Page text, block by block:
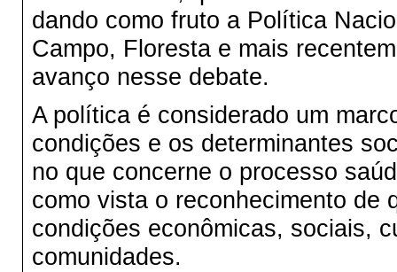
dando como fruto a Política
Campo, Floresta e mais
avanço nesse debate.
A política é considerado um
condições e os determinantes
no que concerne o processo
como vista o reconhecimento de
condições econômicas, sociais,
comunidades.